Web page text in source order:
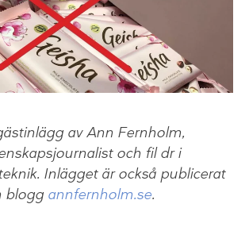
av Ann Fernholm,
och fil dr i
Inlägget är också publicerat
blogg annfernholm.se.